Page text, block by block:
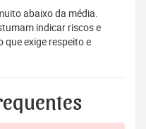
abaixo da média.
indicar riscos e
exige respeito e